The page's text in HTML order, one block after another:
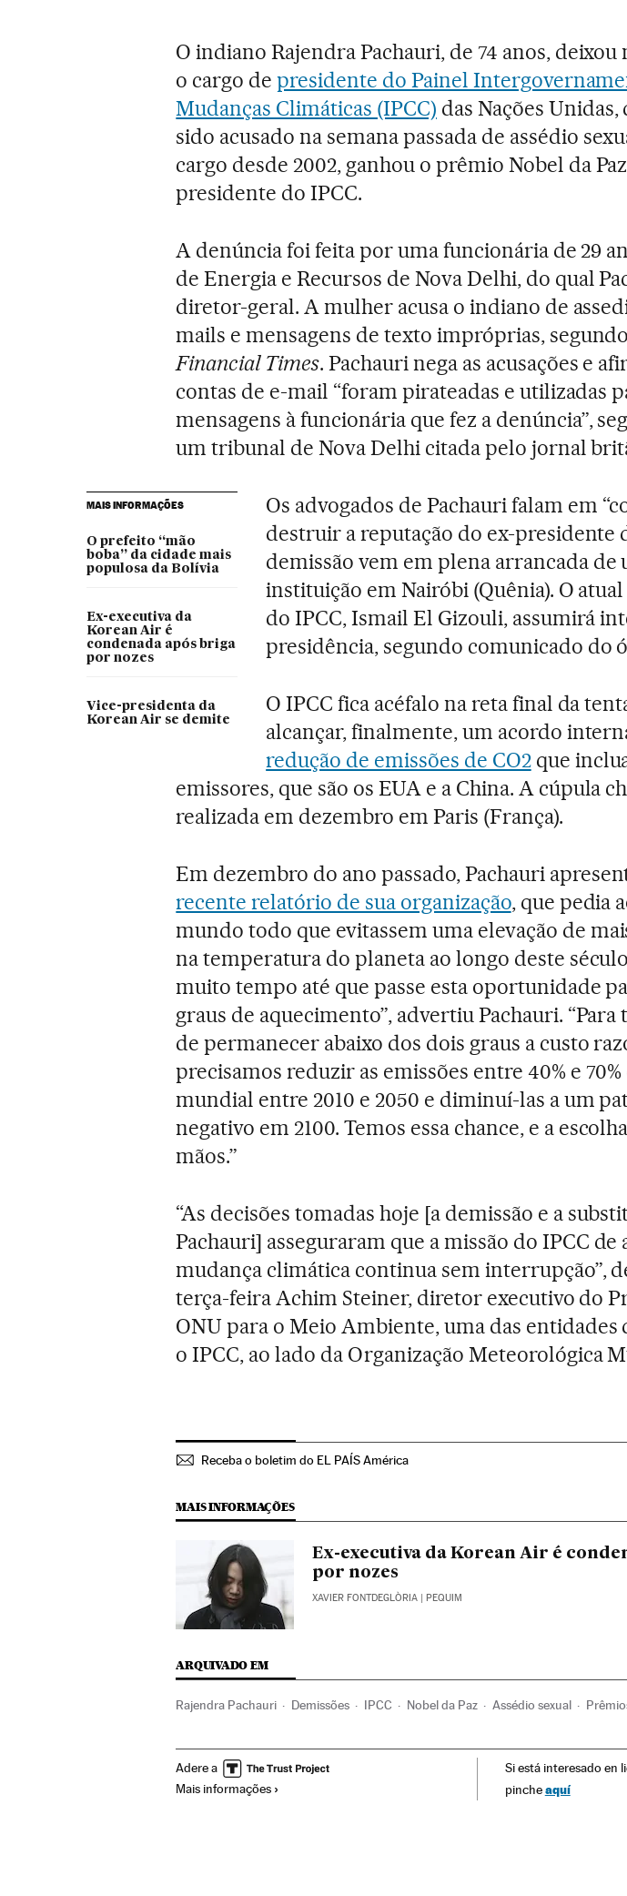
O indiano Rajendra Pachauri, de 74 anos,
o cargo depresidente do Painel
Mudanças Climáticas (IPCC) das Nações
sido acusado na semana passada de assédio
cargo desde 2002, ganhou o prêmio Nobel da
presidente do IPCC.
A denúncia foi feita por uma funcionária de 29
de Energia e Recursos de Nova Delhi, do qual
diretor-geral. A mulher acusa o indiano de
mails e mensagens de texto impróprias,
Financial Times. Pachauri nega as acusações e
contas de e-mail “foram pirateadas e utilizadas
mensagens à funcionária que fez a denúncia”,
um tribunal de Nova Delhi citada pelo jornal
MAIS INFORMAÇÕES
O prefeito “mão
boba” da cidade mais
populosa da Bolívia
Ex-executiva da
Korean Air é
condenada após briga
por nozes
Vice-presidenta da
Korean Air se demite
Os advogados de Pachauri falam em
destruir a reputação do ex-presidente
demissão vem em plena arrancada de
instituição em Nairóbi (Quênia). O
do IPCC, Ismail El Gizouli, assumirá
presidência, segundo comunicado do
O IPCC fica acéfalo na reta final da
alcançar, finalmente, um acordo
redução de emissões de CO2que
emissores, que são os EUA e a China. A cúpula
realizada em dezembro em Paris (França).
Em dezembro do ano passado, Pachauri
recente relatório de sua organização, que pedia
mundo todo que evitassem uma elevação de
na temperatura do planeta ao longo deste
muito tempo até que passe esta oportunidade
graus de aquecimento”, advertiu Pachauri. “Para
de permanecer abaixo dos dois graus a custo
precisamos reduzir as emissões entre 40% e
mundial entre 2010 e 2050 e diminuí-las a um
negativo em 2100. Temos essa chance, e a
mãos.”
“As decisões tomadas hoje [a demissão e a
Pachauri] asseguraram que a missão do IPCC de
mudança climática continua sem interrupção”,
terça-feira Achim Steiner, diretor executivo do
ONU para o Meio Ambiente, uma das entidades
o IPCC, ao lado da Organização Meteorológica
Receba o boletim do EL PAÍS América
MAIS INFORMAÇÕES
Ex-executiva da Korean Air é
por nozes
XAVIER FONTDEGLÒRIA | PEQUIM
ARQUIVADO EM
Rajendra Pachauri Demissões IPCC Nobel da Paz Assédio sexual
Problemas ambientais Organizações internacionais Eventos Ásia
Adere a
Mais informações
Si está interesado en
pincheaquí